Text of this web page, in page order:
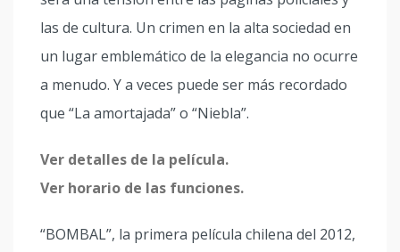
las de cultura. Un crimen en la alta sociedad en
un lugar emblemático de la elegancia no ocurre
a menudo. Y a veces puede ser más recordado
que “La amortajada” o “Niebla”.
Ver detalles de la película.
Ver horario de las funciones.
“BOMBAL”, la primera película chilena del 2012,